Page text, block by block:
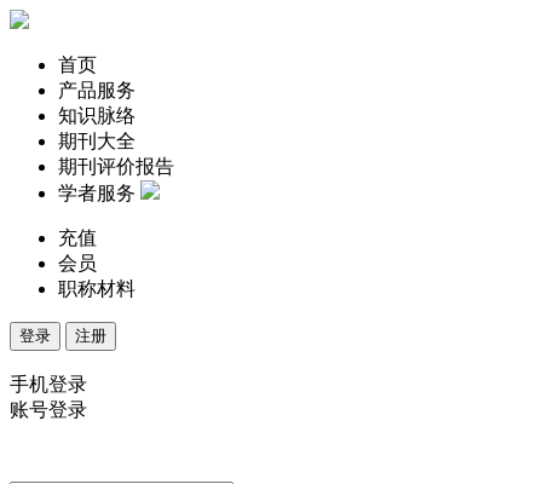
首页
产品服务
知识脉络
期刊大全
期刊评价报告
学者服务
充值
会员
职称材料
登录 注册
手机登录
账号登录